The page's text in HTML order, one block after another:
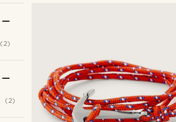
(2)
(2)